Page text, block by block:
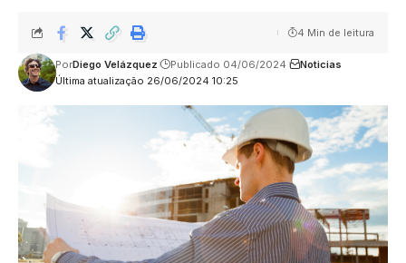
Última atualização 26/06/2024 10:25
PorDiego Velázquez Publicado 04/06/2024 Noticias
4 Min de leitura